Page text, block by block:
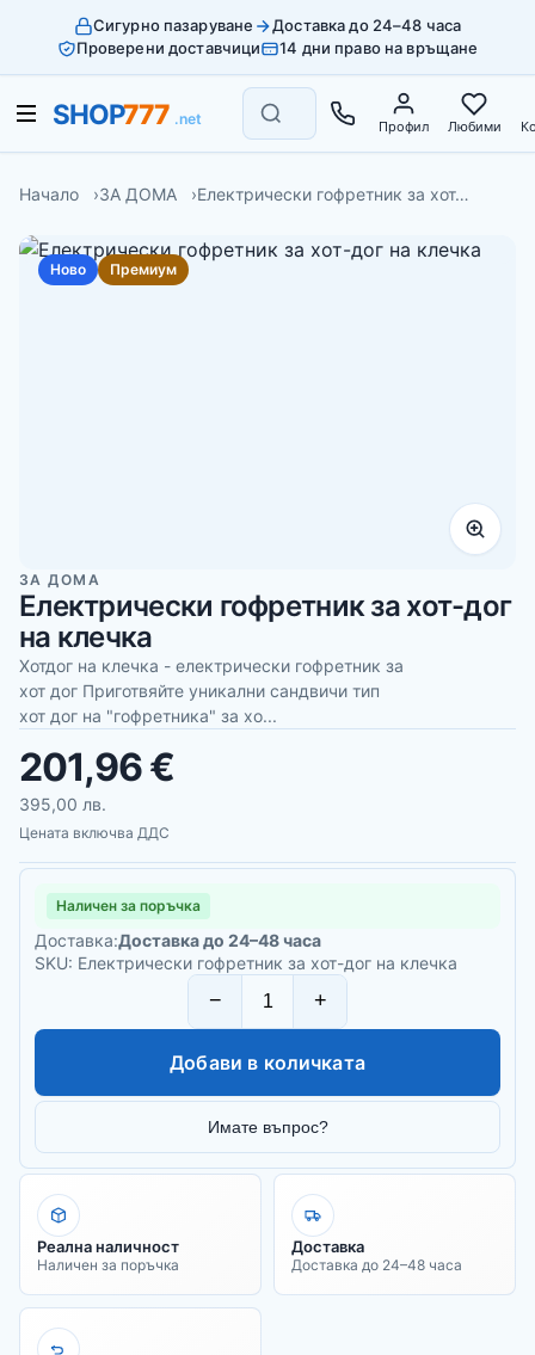
Сигурно пазаруване
Доставка до 24–48 часа
Проверени доставчици
14 дни право на връщане
Профил Любими
Начало ЗА ДОМА Електрически гофретник за хот…
Ново Премиум
ЗА ДОМА
Електрически гофретник за хот-дог
на клечка
Хотдог на клечка - електрически гофретник за
хот дог Приготвяйте уникални сандвичи тип
хот дог на "гофретника" за хо...
201,96 €
395,00 лв.
Цената включва ДДС
Наличен за поръчка
Доставка:Доставка до 24–48 часа
SKU: Електрически гофретник за хот-дог на клечка
− +
Добави в количката
Имате въпрос?
Реална наличност
Наличен за поръчка
Доставка
Доставка до 24–48 часа